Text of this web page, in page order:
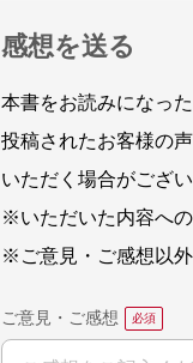
感想を送る
本書をお読みになっ
投稿されたお客様の
いただく場合がござい
※いただいた内容への
※ご意見・ご感想以外
ご意見・ご感想